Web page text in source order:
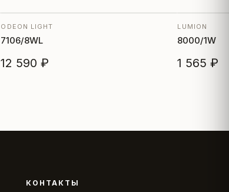
ODEON LIGHT
7106/8WL
12 590 ₽
LUMION
8000/1W
1 565 ₽
КОНТАКТЫ